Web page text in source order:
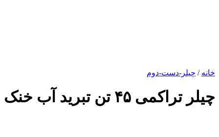
دست-دوم
۴۵ تن تبرید آب خنک